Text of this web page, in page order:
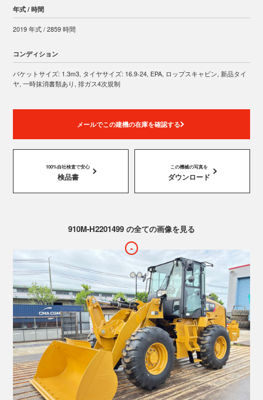
年式 / 時間
2019 年式 / 2859 時間
コンディション
バケットサイズ: 1.3m3, タイヤサイズ: 16.9-24, EPA, ロップスキャビン, 新品タイ
ヤ, 一時抹消書類あり, 排ガス4次規制
メールでこの建機の在庫を確認する
100%自社検査で安心
検品書
この機械の写真を
ダウンロード
910M-H2201499 の全ての画像を見る